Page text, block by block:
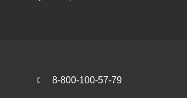
8-800-100-57-79